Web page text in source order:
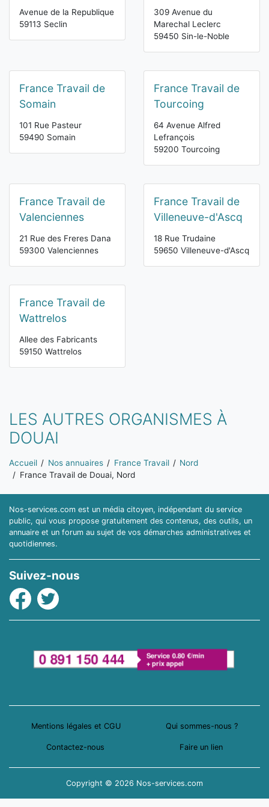
Avenue de la Republique
59113 Seclin
309 Avenue du
Marechal Leclerc
59450 Sin-le-Noble
France Travail de
Somain
101 Rue Pasteur
59490 Somain
France Travail de
Tourcoing
64 Avenue Alfred
Lefrançois
59200 Tourcoing
France Travail de
Valenciennes
21 Rue des Freres Dana
59300 Valenciennes
France Travail de
Villeneuve-d'Ascq
18 Rue Trudaine
59650 Villeneuve-d'Ascq
France Travail de
Wattrelos
Allee des Fabricants
59150 Wattrelos
LES AUTRES ORGANISMES À
DOUAI
Vous êtes ici:
Accueil Nos annuaires France Travail
Nord
France Travail de Douai, Nord
Nos-services.com est un média citoyen, indépendant du service
public, qui vous propose gratuitement des contenus, des outils, un
annuaire et un forum au sujet de vos démarches administratives et
quotidiennes.
Suivez-nous
Facebook
Twitter
Mentions légales et CGU Qui sommes-nous ?
Contactez-nous Faire un lien
Copyright © 2026 Nos-services.com